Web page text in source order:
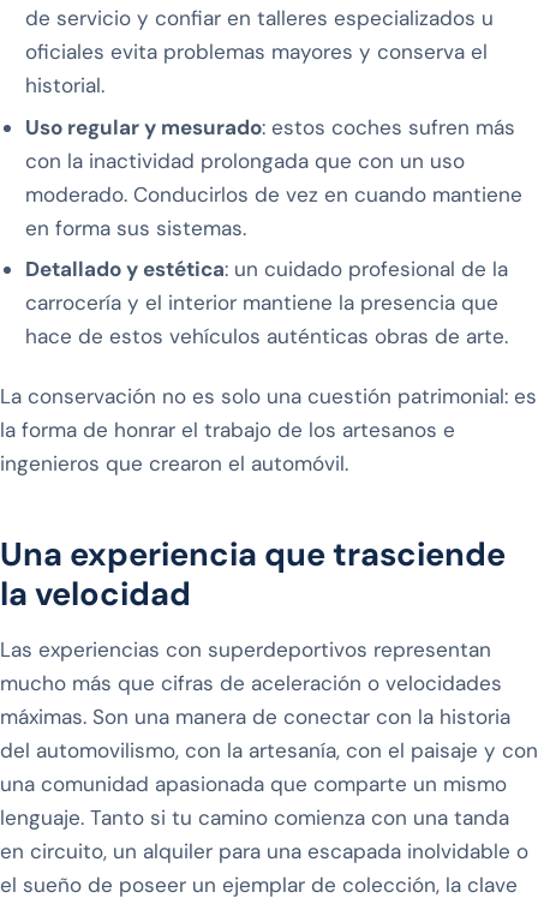
de servicio y confiar en talleres especializados u
oficiales evita problemas mayores y conserva el
historial.
Uso regular y mesurado: estos coches sufren más
con la inactividad prolongada que con un uso
moderado. Conducirlos de vez en cuando mantiene
en forma sus sistemas.
Detallado y estética: un cuidado profesional de la
carrocería y el interior mantiene la presencia que
hace de estos vehículos auténticas obras de arte.
La conservación no es solo una cuestión patrimonial: es
la forma de honrar el trabajo de los artesanos e
ingenieros que crearon el automóvil.
Una experiencia que trasciende
la velocidad
Las experiencias con superdeportivos representan
mucho más que cifras de aceleración o velocidades
máximas. Son una manera de conectar con la historia
del automovilismo, con la artesanía, con el paisaje y con
una comunidad apasionada que comparte un mismo
lenguaje. Tanto si tu camino comienza con una tanda
en circuito, un alquiler para una escapada inolvidable o
el sueño de poseer un ejemplar de colección, la clave